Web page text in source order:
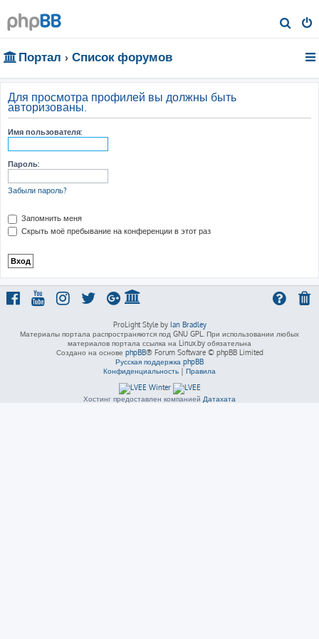
о
Портал Список форумов
Для просмотра профилей вы должны быть
авторизованы.
Имя пользователя:
Пароль:
Забыли пароль?
Запомнить меня
Скрыть моё пребывание на конференции в этот раз
ProLight Style by Ian Bradley
Материалы портала распространяются под GNU GPL. При использовании любых
материалов портала ссылка на Linux.by обязательна
Создано на основе phpBB® Forum Software © phpBB Limited
Русская поддержка phpBB
Конфиденциальность | Правила
Хостинг предоставлен компанией Датахата